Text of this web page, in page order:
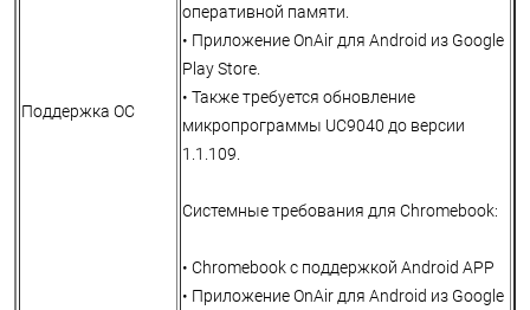
Поддержка ОС
оперативной памяти.
• Приложение OnAir для Android из Google
Play Store.
• Также требуется обновление
микропрограммы UC9040 до версии
1.1.109.
Системные требования для Chromebook:
• Chromebook с поддержкой Android APP
• Приложение OnAir для Android из Google